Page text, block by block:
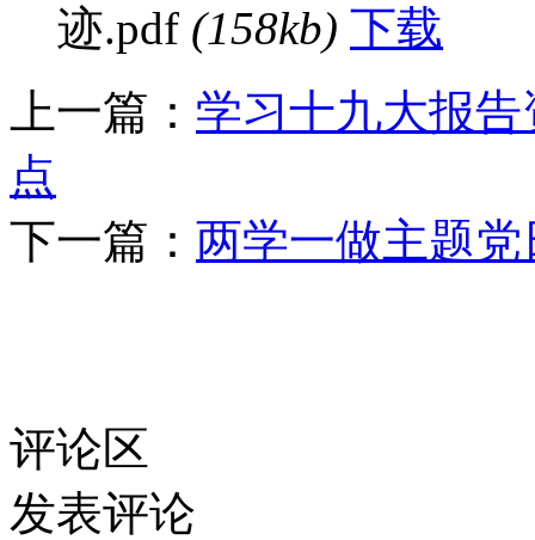
迹.pdf (158kb) 下载
上一篇： 学习十九大报
点
下一篇： 两学一做主题
评论区
发表评论